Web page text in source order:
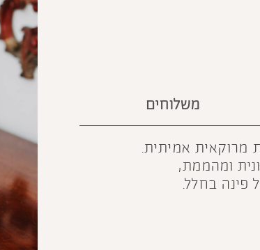
משלוחים
מרוקאית אמיתית.
ומהממת,
פינה בחלל.